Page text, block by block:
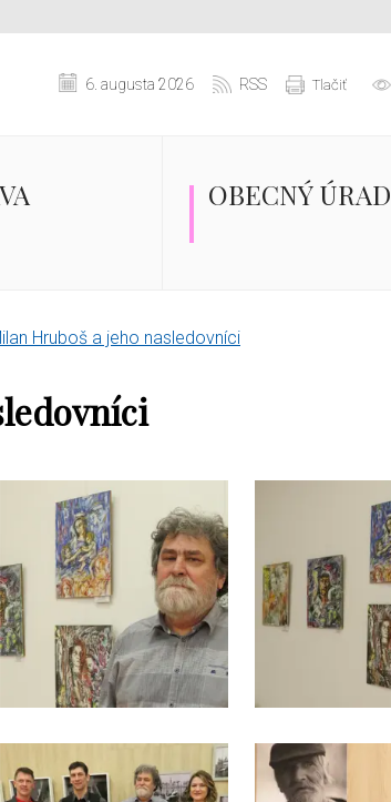
6. augusta 2026 RSS Tlačiť
OBECNÝ ÚRAD
Hruboš a jeho nasledovníci